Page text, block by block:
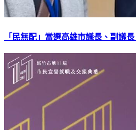
「民無配」當選高雄市議長、副議